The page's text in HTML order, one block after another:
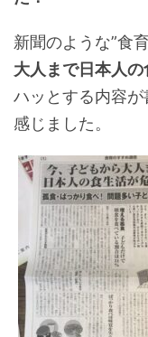
新聞のような”食
大人まで日本人の
ハッとする内容
感じました。